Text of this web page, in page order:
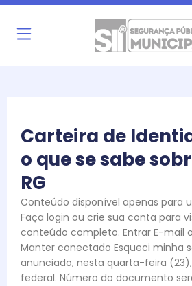
Ir
Carteira de
o que se sabe
RG
Conteúdo disponível apenas para
Faça login ou crie sua conta para
conteúdo completo. Entrar E-mail
Manter conectado Esqueci minha
anunciado, nesta quarta-feira
federal. Número do documento